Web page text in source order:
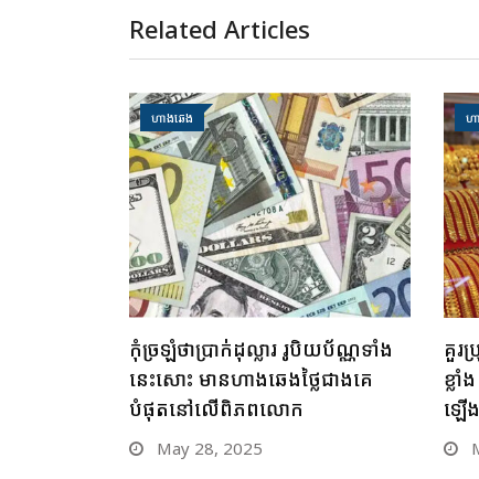
Related Articles
ហាងឆេង
កុំច្រឡំថាប្រាក់ដុល្លារ រូបិយប័ណ្ណទាំង
នេះសោះ មានហាងឆេងថ្លៃជាងគេ
បំផុតនៅលើពិភពលោក
May 28, 2025
ហ
គួរ
ខ្ល
ឡើ